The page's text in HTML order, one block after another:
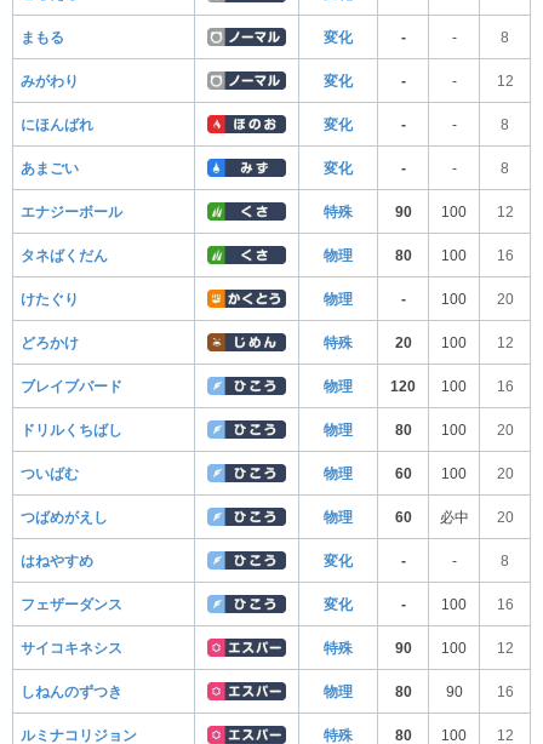
まもる 変化 - - 8
みがわり 変化 - - 12
にほんばれ 変化 - - 8
あまごい 変化 - - 8
エナジーボール 特殊 90 100 12
タネばくだん 物理 80 100 16
けたぐり 物理 - 100 20
どろかけ 特殊 20 100 12
ブレイブバード 物理 120 100 16
ドリルくちばし 物理 80 100 20
ついばむ 物理 60 100 20
つばめがえし 物理 60 必中 20
はねやすめ 変化 - - 8
フェザーダンス 変化 - 100 16
サイコキネシス 特殊 90 100 12
しねんのずつき 物理 80 90 16
ルミナコリジョン 特殊 80 100 12